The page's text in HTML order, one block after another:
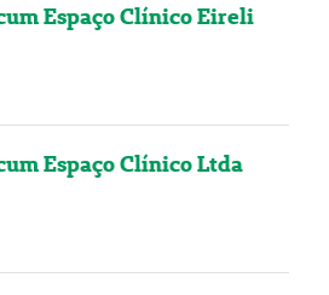
Espaço Clínico Eireli
Espaço Clínico Ltda